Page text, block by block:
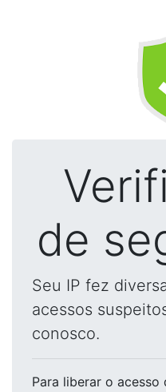
de
Seu IP fez
acessos
conosco.
Para liberar o acesso